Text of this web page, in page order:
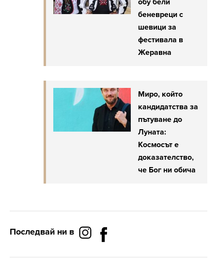
беневреци с
шевици за
фестивала в
Жеравна
Миро, който
кандидатства за
пътуване до
Луната:
Космосът е
доказателство,
че Бог ни обича
Последвай ни в